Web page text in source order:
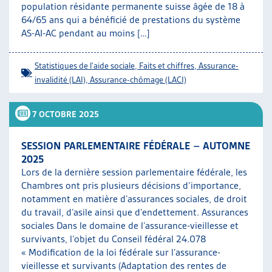
population résidante permanente suisse âgée de 18 à
64/65 ans qui a bénéficié de prestations du système
AS-AI-AC pendant au moins […]
Statistiques de l'aide sociale Faits et chiffres Assurance-
invalidité (LAI) Assurance-chômage (LACI)
7 OCTOBRE 2025
SESSION PARLEMENTAIRE FÉDÉRALE – AUTOMNE
2025
Lors de la dernière session parlementaire fédérale, les
Chambres ont pris plusieurs décisions d’importance,
notamment en matière d’assurances sociales, de droit
du travail, d’asile ainsi que d’endettement. Assurances
sociales Dans le domaine de l’assurance-vieillesse et
survivants, l’objet du Conseil fédéral 24.078
« Modification de la loi fédérale sur l’assurance-
vieillesse et survivants (Adaptation des rentes de